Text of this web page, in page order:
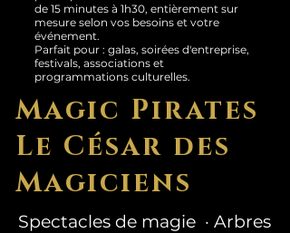
de 15 minutes à 1h30, entièrement sur
mesure selon vos besoins et votre
événement.
Parfait pour : galas, soirées d'entreprise,
festivals, associations et
programmations culturelles.
Magic Pirates
Le César des
Magiciens
Spectacles de magie · Arbres